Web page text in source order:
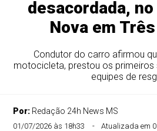
desacordada,
Nova em
Condutor do carro afirmou
motocicleta, prestou os
equipes de
Por: Redação 24h News MS
01/07/2026 às 18h33 Atualizada em